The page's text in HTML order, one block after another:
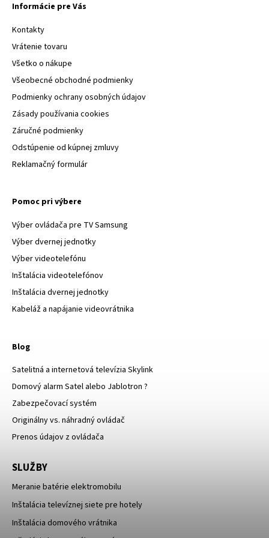
Informácie pre Vás
Kontakty
Vrátenie tovaru
Všetko o nákupe
Všeobecné obchodné podmienky
Podmienky ochrany osobných údajov
Zásady používania cookies
Záručné podmienky
Odstúpenie od kúpnej zmluvy
Reklamačný formulár
Pomoc pri výbere
Výber ovládača pre TV Samsung
Výber dvernej jednotky
Výber videotelefónu
Inštalácia videotelefónov
Inštalácia dvernej jednotky
Kabeláž a napájanie videovrátnika
Blog
Satelitná a internetová televízia Skylink
Domový alarm Satel alebo Jablotron ?
Zabezpečovací systém
Originálny vs. náhradný ovládač
Prenos údajov z ovládača
SLUŽBY
Meranie batérie elektromobilu
Inštalácia televíznej siete pre hotely
Inštalácia domového vrátnika